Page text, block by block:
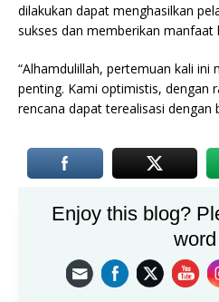
dilakukan dapat menghasilkan
sukses dan memberikan manfaat
“Alhamdulillah, pertemuan kali ini
penting. Kami optimistis, dengan
rencana dapat terealisasi dengan
Distributor Telur
Wartawan di
Enjoy this blog?